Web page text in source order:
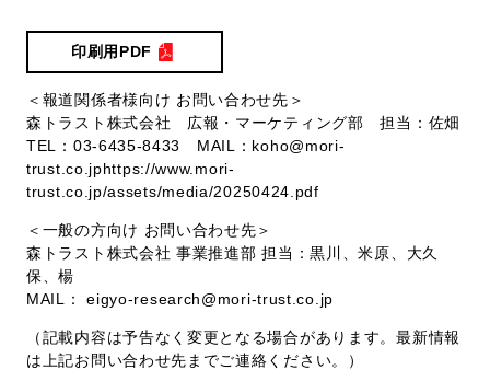
印刷用PDF
＜報道関係者様向け お問い合わせ先＞
森トラスト株式会社 広報・マーケティング部 担当：佐畑
TEL：03-6435-8433 MAIL： koho@mori-
trust.co.jphttps://www.mori-
trust.co.jp/assets/media/20250424.pdf
＜一般の方向け お問い合わせ先＞
森トラスト株式会社 事業推進部 担当：黒川、米原、大久
保、楊
MAIL：eigyo-research@mori-trust.co.jp
（記載内容は予告なく変更となる場合があります。最新情報
は上記お問い合わせ先までご連絡ください。）